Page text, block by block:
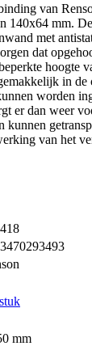
van
140x64 mm.
met
dat
hoogte
in de
worden
er dan weer
kunnen
van het
mm